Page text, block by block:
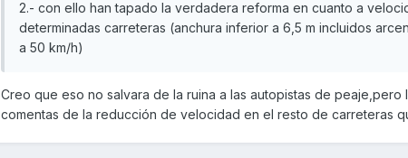
2.- con ello han tapado la verdadera reforma en cuanto a
determinadas carreteras (anchura inferior a 6,5 m incluidos
a 50 km/h)
Creo que eso no salvara de la ruina a las autopistas de
comentas de la reducción de velocidad en el resto de carreteras